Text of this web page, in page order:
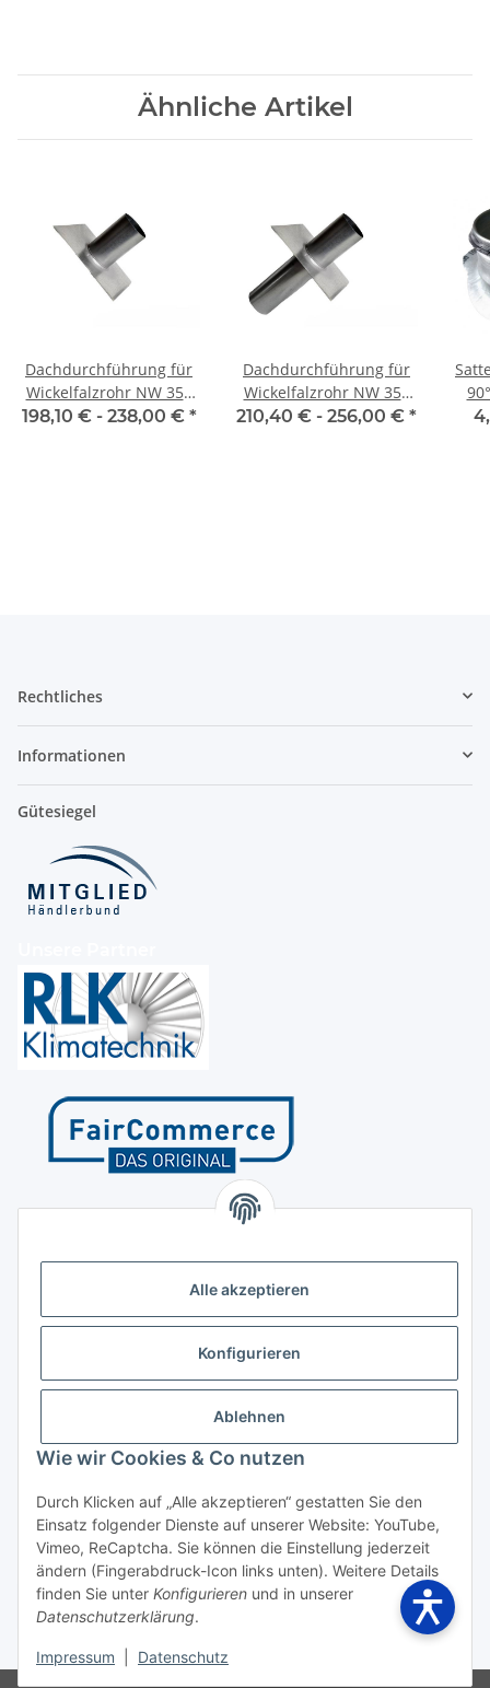
Alle akzeptieren
Konfigurieren
Ablehnen
Wie wir Cookies & Co nutzen
Durch Klicken auf „Alle akzeptieren“ gestatten Sie den
Einsatz folgender Dienste auf unserer Website: YouTube,
Vimeo, ReCaptcha. Sie können die Einstellung jederzeit
ändern (Fingerabdruck-Icon links unten). Weitere Details
finden Sie unter Konfigurieren und in unserer
Datenschutzerklärung.
Impressum Datenschutz
Ähnliche Artikel
Dachdurchführung für
Wickelfalzrohr NW 355
mm 0°-45° einseitig
198,10 € - 238,00 € *
Dachdurchführung für
Wickelfalzrohr NW 355
mm 0° - 45° zweiseitig
210,40 € - 256,00 € *
Rechtliches
Informationen
Gütesiegel
Höffgeshofweg 14
Finden Sie uns auf Google Maps
Widerrufsbutton